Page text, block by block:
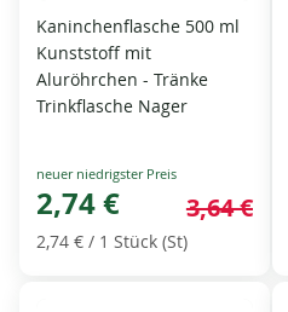
Kaninchenflasche 500 ml
Kunststoff mit
Aluröhrchen - Tränke
Trinkflasche Nager
Special
Price
2,74 € 3,64 €
2,74 € / 1 Stück (St)